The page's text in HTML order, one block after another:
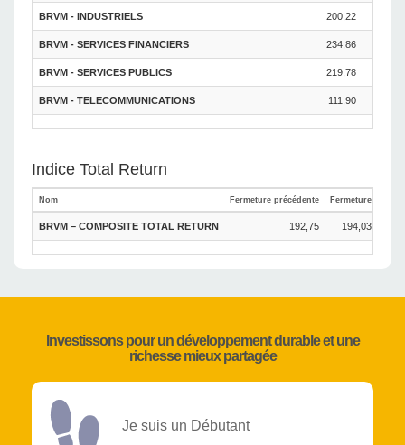
BRVM - INDUSTRIELS 200,22
BRVM - SERVICES FINANCIERS 234,86
BRVM - SERVICES PUBLICS 219,78
BRVM - TELECOMMUNICATIONS 111,90
Indice Total Return
Nom Fermeture précédente Fermeture
BRVM – COMPOSITE TOTAL RETURN 192,75 194,03
Investissons pour un développement durable et une
richesse mieux partagée
Je suis un Débutant